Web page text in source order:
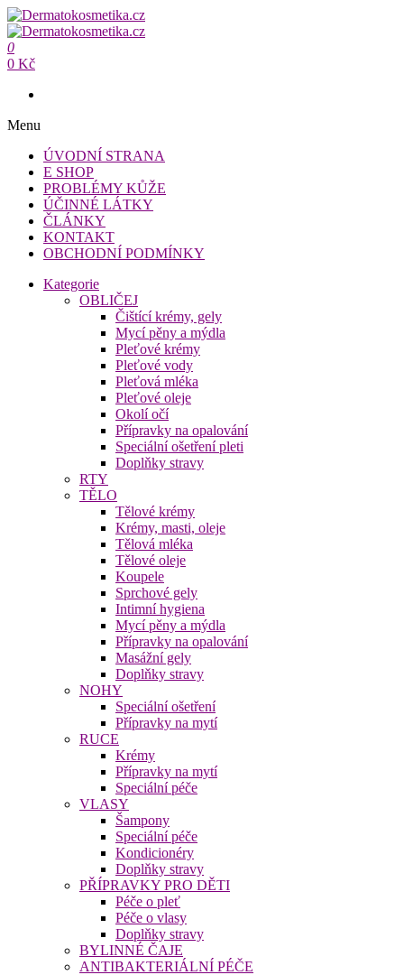
Přeskočit
na
obsah
Dermatokosmetika.cz
Dermatokosmetika.cz
0
0 Kč
Menu
ÚVODNÍ STRANA
E SHOP
PROBLÉMY KŮŽE
ÚČINNÉ LÁTKY
ČLÁNKY
KONTAKT
OBCHODNÍ PODMÍNKY
Kategorie
OBLIČEJ
Čištící krémy, gely
Mycí pěny a mýdla
Pleťové krémy
Pleťové vody
Pleťová mléka
Pleťové oleje
Okolí očí
Přípravky na opalování
Speciální ošetření pleti
Doplňky stravy
RTY
TĚLO
Tělové krémy
Krémy, masti, oleje
Tělová mléka
Tělové oleje
Koupele
Sprchové gely
Intimní hygiena
Mycí pěny a mýdla
Přípravky na opalování
Masážní gely
Doplňky stravy
NOHY
Speciální ošetření
Přípravky na mytí
RUCE
Krémy
Přípravky na mytí
Speciální péče
VLASY
Šampony
Speciální péče
Kondicionéry
Doplňky stravy
PŘÍPRAVKY PRO DĚTI
Péče o pleť
Péče o vlasy
Doplňky stravy
BYLINNÉ ČAJE
ANTIBAKTERIÁLNÍ PÉČE